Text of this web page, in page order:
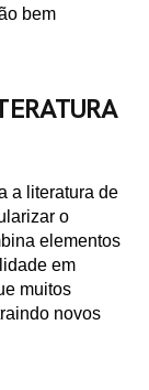
bem
a literatura de
o
elementos
em
muitos
novos